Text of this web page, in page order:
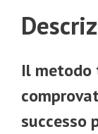
Il
successo